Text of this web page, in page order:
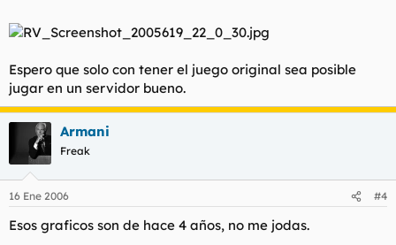
Espero que solo con tener el juego original sea posible
jugar en un servidor bueno.
Armani
Freak
16 Ene 2006 #4
Esos graficos son de hace 4 años, no me jodas.